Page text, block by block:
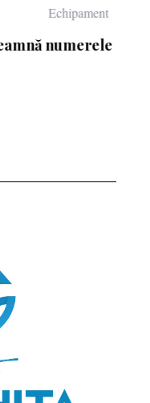
de pe schiuri